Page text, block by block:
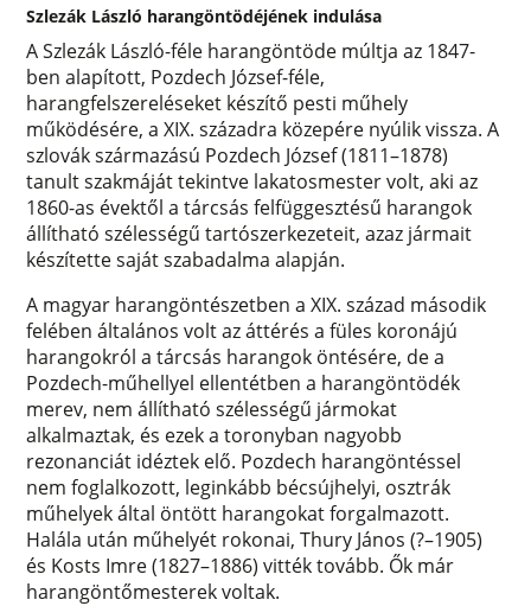
Szlezák László harangöntödéjének indulása
A Szlezák László-féle harangöntöde múltja az 1847-
ben alapított, Pozdech József-féle,
harangfelszereléseket készítő pesti műhely
működésére, a XIX. századra közepére nyúlik vissza. A
szlovák származású Pozdech József (1811–1878)
tanult szakmáját tekintve lakatosmester volt, aki az
1860-as évektől a tárcsás felfüggesztésű harangok
állítható szélességű tartószerkezeteit, azaz jármait
készítette saját szabadalma alapján.
A magyar harangöntészetben a XIX. század második
felében általános volt az áttérés a füles koronájú
harangokról a tárcsás harangok öntésére, de a
Pozdech-műhellyel ellentétben a harangöntödék
merev, nem állítható szélességű jármokat
alkalmaztak, és ezek a toronyban nagyobb
rezonanciát idéztek elő. Pozdech harangöntéssel
nem foglalkozott, leginkább bécsújhelyi, osztrák
műhelyek által öntött harangokat forgalmazott.
Halála után műhelyét rokonai, Thury János (?–1905)
és Kosts Imre (1827–1886) vitték tovább. Ők már
harangöntőmesterek voltak.